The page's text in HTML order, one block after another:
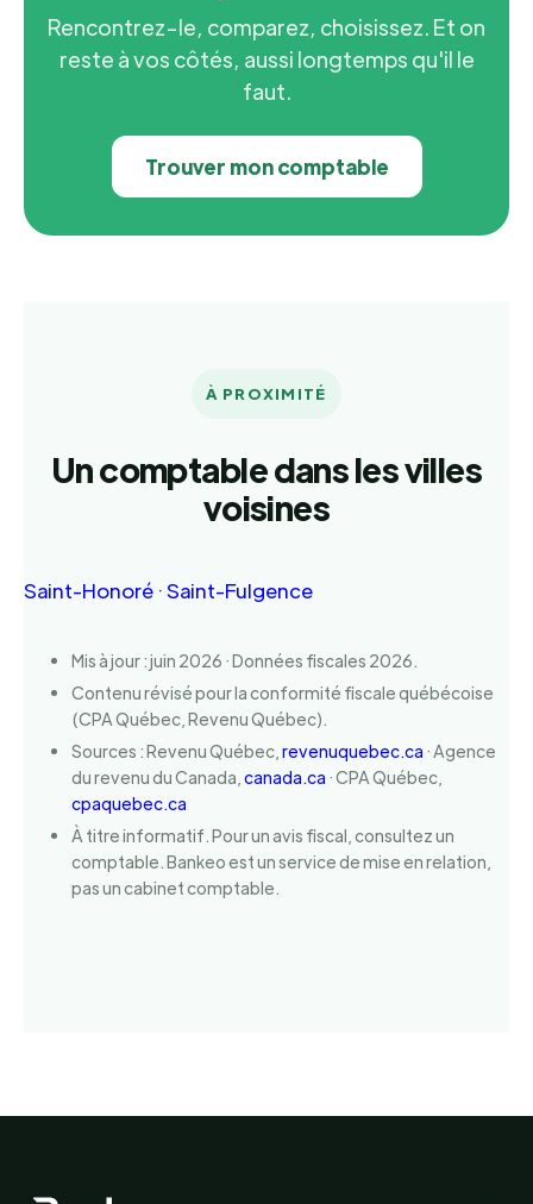
Rencontrez-le, comparez, choisissez. Et on
reste à vos côtés, aussi longtemps qu'il le
faut.
Trouver mon comptable
À PROXIMITÉ
Un comptable dans les villes
voisines
Saint-Honoré ·Saint-Fulgence
Mis à jour : juin 2026 · Données fiscales 2026.
Contenu révisé pour la conformité fiscale québécoise
(CPA Québec, Revenu Québec).
Sources : Revenu Québec, revenuquebec.ca · Agence
du revenu du Canada, canada.ca · CPA Québec,
cpaquebec.ca
À titre informatif. Pour un avis fiscal, consultez un
comptable. Bankeo est un service de mise en relation,
pas un cabinet comptable.